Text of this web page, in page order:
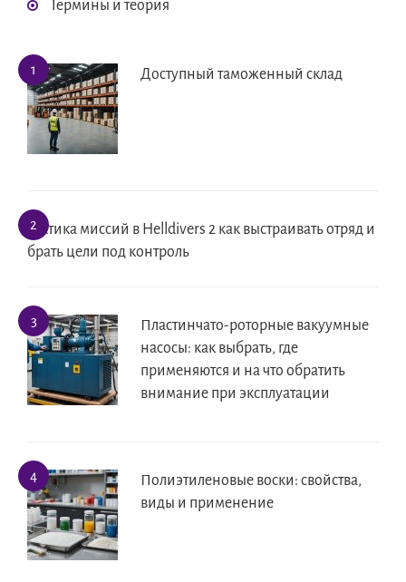
Термины и теория
Доступный таможенный склад
Тактика миссий в Helldivers 2 как выстраивать отряд и
брать цели под контроль
Пластинчато-роторные вакуумные
насосы: как выбрать, где
применяются и на что обратить
внимание при эксплуатации
Полиэтиленовые воски: свойства,
виды и применение